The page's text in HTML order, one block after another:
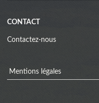
CONTACT
Contactez-nous
Mentions légales